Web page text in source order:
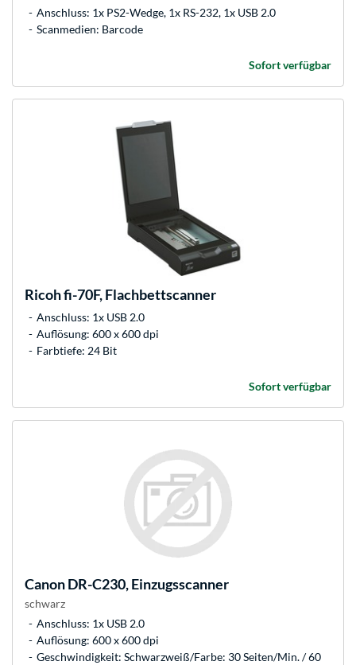
Anschluss: 1x PS2-Wedge, 1x RS-232, 1x USB 2.0
Scanmedien: Barcode
Sofort verfügbar
Ricohfi-70F, Flachbettscanner
Anschluss: 1x USB 2.0
Auflösung: 600 x 600 dpi
Farbtiefe: 24 Bit
Sofort verfügbar
CanonDR-C230, Einzugsscanner
schwarz
Anschluss: 1x USB 2.0
Auflösung: 600 x 600 dpi
Geschwindigkeit: Schwarzweiß/Farbe: 30 Seiten/Min. / 60